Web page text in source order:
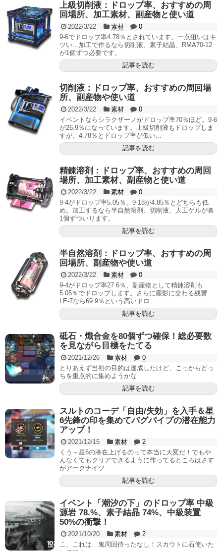
上級切削液：ドロップ率、おすすめの周
回場所、加工素材、副産物と使い道
2022/3/22 素材
0
9-6でドロップ率4.78％とされています。一点狙いはキ
ツい…加工で作るなら切削液、素子結晶、RMA70-12
が1個ずつ必要です。
記事を読む
切削液：ドロップ率、おすすめの周回場
所、副産物や使い道
2022/3/22 素材
0
イベントならシラクザーノがドロップ率70％ほど。9-6
が26.9％になっています。上級切削液もドロップしま
すが、4.78％とドロップ率が低い...
記事を読む
精錬溶剤：ドロップ率、おすすめの周回
場所、加工素材、副産物と使い道
2022/3/22 素材
0
9-4がドロップ率5.05％、9-18が4.85％とどちらも低
め。加工するなら半自然溶剤、切削液、人工ゲルが各
1個ずついります。
記事を読む
半自然溶剤：ドロップ率、おすすめの周
回場所、副産物や使い道
2022/3/22 素材
0
9-4がドロップ率27.6％、副産物として精錬溶剤も
5.05％でドロップします。さらに塵影に交わる残響
LE-7なら69.9％という高いドロ...
記事を読む
砥石・熾合金を80個ずつ確保！総必要数
を見ながら目標をたてる
2021/12/26 素材
0
とりあえず当初の目的は達成したけど、こっからどっ
ちを重点的に集めようかな
記事を読む
スルトのコーデ「自由/失効」を入手＆星
6先鋒の印を集めてバグパイプの潜在能力
アップ！
2021/12/15 素材
2
くう～星6の潜在上げるのって本当に大変だ！でもや
んなくてもクリアできるように作ってるところはさす
がアークナイツ
記事を読む
イベント「潮汐の下」のドロップ率 中級
源岩 78.%、素子結晶 74%、中級装置
50%の衝撃！
2021/10/20 素材
2
こ、これは…鬼周回待ったなし！スカウトに石使いた